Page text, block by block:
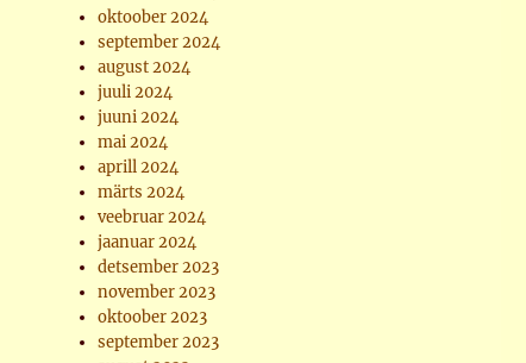
oktoober 2024
september 2024
august 2024
juuli 2024
juuni 2024
mai 2024
aprill 2024
märts 2024
veebruar 2024
jaanuar 2024
detsember 2023
november 2023
oktoober 2023
september 2023